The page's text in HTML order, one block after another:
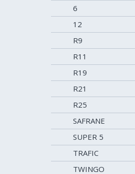
6
12
R9
R11
R19
R21
R25
SAFRANE
SUPER 5
TRAFIC
TWINGO